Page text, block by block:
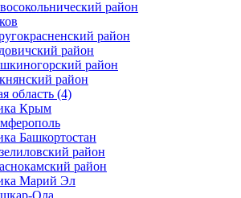
район
район
район
район
район
область (4)
Крым
Башкортостан
район
район
Марий Эл
Ола